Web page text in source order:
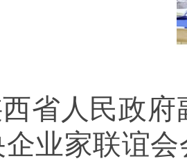
西省人民政
企业家联谊